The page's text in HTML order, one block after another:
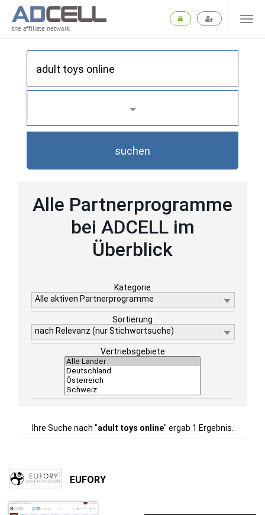
the affiliate network
suchen
Alle Partnerprogramme
bei ADCELL im
Überblick
Kategorie
Alle aktiven Partnerprogramme
Sortierung
nach Relevanz (nur Stichwortsuche)
Vertriebsgebiete
Ihre Suche nach "adult toys online" ergab 1 Ergebnis.
EUFORY